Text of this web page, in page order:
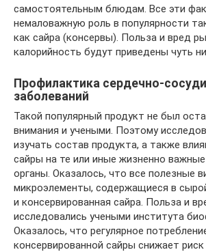
самостоятельным блюдам. Все эти
немаловажную роль в популярности
как сайра (консервы). Польза и вред
калорийность будут приведены чуть
Профилактика сердечно-
заболеваний
Такой популярный продукт не был
внимания и учеными. Поэтому
изучать состав продукта, а также
сайры на те или иные жизненно важные
органы. Оказалось, что все полезные
микроэлементы, содержащиеся в
и консервированная сайра. Польза и
исследовались учеными института
Оказалось, что регулярное
консервированной сайры снижает